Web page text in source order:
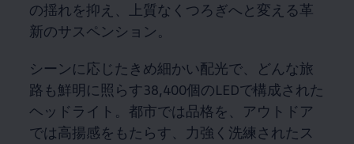
の揺れを抑え、上質なくつろぎへと変える革
新のサスペンション。​
シーンに応じたきめ細かい配光で、どんな旅
路も鮮明に照らす38,400個のLEDで構成された
ヘッドライト。​都市では品格を、アウトドア
では高揚感をもたらす、力強く洗練されたス